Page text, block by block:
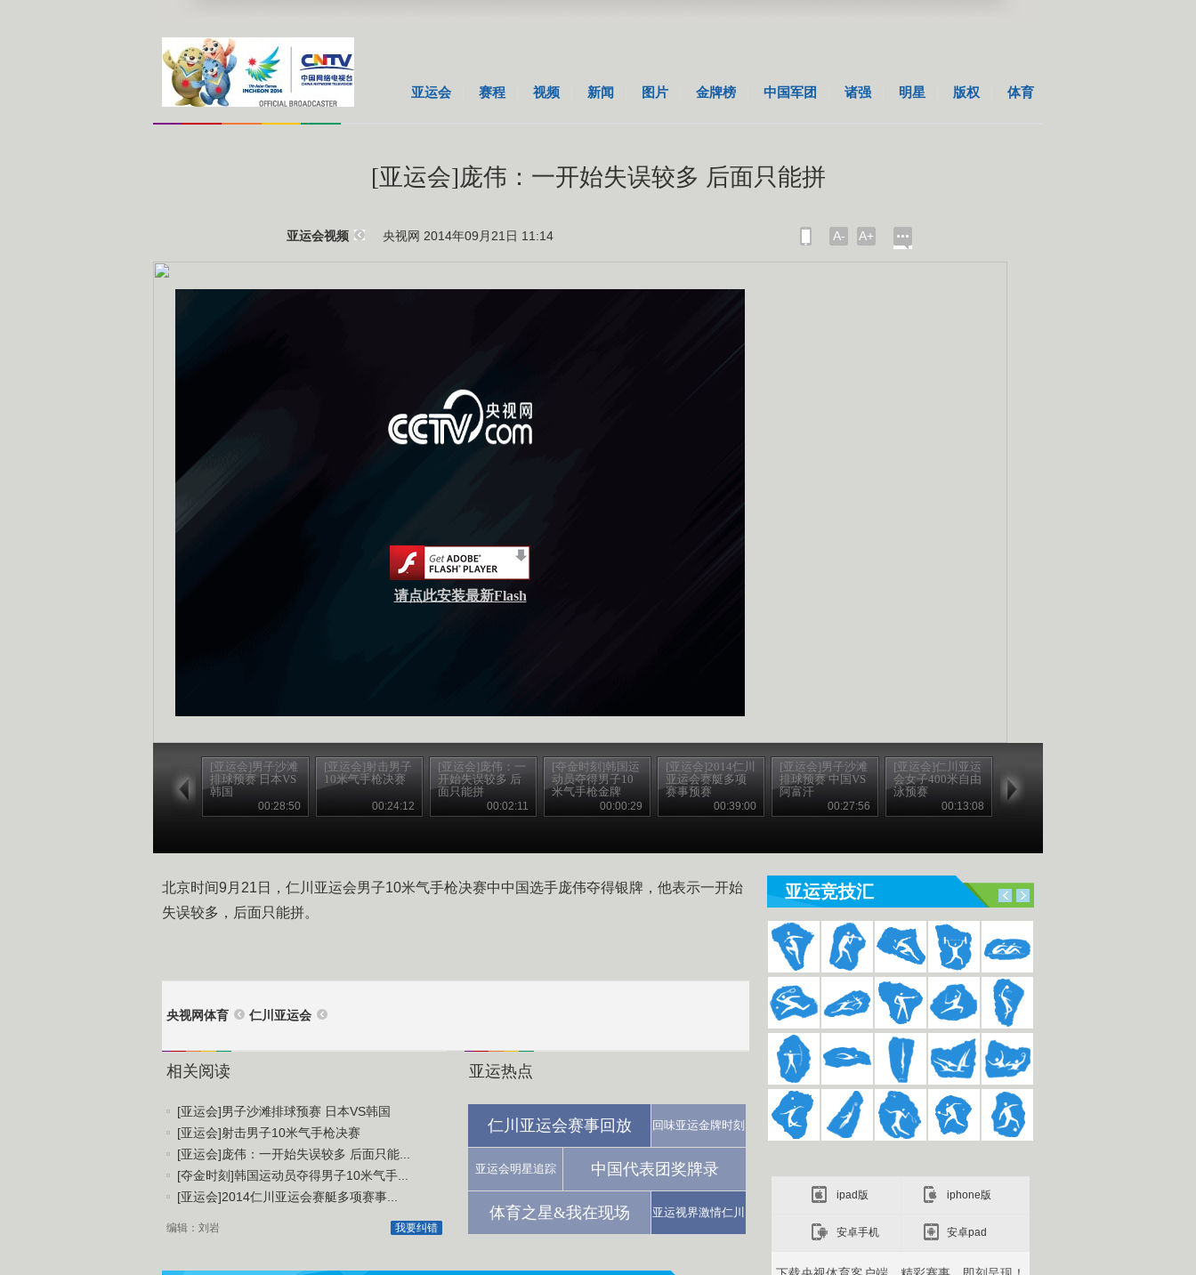
亚运会 赛程 视频 新闻 图片 金牌榜 中国军团 诸强 明星 版权 体育
[亚运会]庞伟：一开始失误较多 后面只能拼
亚运会视频 央视网 2014年09月21日 11:14 A- A+
请点此安装最新Flash
[亚运会]男子沙滩
排球预赛 日本VS
韩国
00:28:50
[亚运会]射击男子
10米气手枪决赛
00:24:12
[亚运会]庞伟：一
开始失误较多 后
面只能拼
00:02:11
[夺金时刻]韩国运
动员夺得男子10
米气手枪金牌
00:00:29
[亚运会]2014仁川
亚运会赛艇多项
赛事预赛
00:39:00
[亚运会]男子沙滩
排球预赛 中国VS
阿富汗
00:27:56
[亚运会]仁川亚运
会女子400米自由
泳预赛
00:13:08
北京时间9月21日，仁川亚运会男子10米气手枪决赛中中国选手庞伟夺得银牌，他表示一开始
失误较多，后面只能拼。
央视网体育 仁川亚运会
相关阅读
[亚运会]男子沙滩排球预赛 日本VS韩国
[亚运会]射击男子10米气手枪决赛
[亚运会]庞伟：一开始失误较多 后面只能...
[夺金时刻]韩国运动员夺得男子10米气手...
[亚运会]2014仁川亚运会赛艇多项赛事...
我要纠错
编辑：刘岩
亚运热点
仁川亚运会赛事回放 回味亚运金牌时刻
亚运会明星追踪 中国代表团奖牌录
体育之星&我在现场 亚运视界激情仁川
亚运竞技汇
ipad版 iphone版
安卓手机 安卓pad